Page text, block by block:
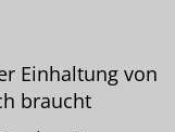
Einhaltung von
braucht